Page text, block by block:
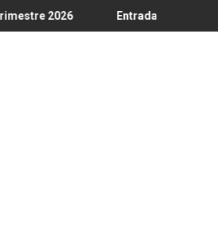
Entrada em vigor da